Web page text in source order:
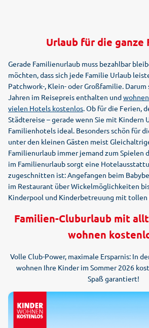
Urlaub für die ganze
Gerade Familienurlaub muss bezahlbar
möchten, dass sich jede Familie Urlaub
Patchwork-, Klein- oder Großfamilie. Darum
Jahren im Reisepreis enthalten und
vielen Hotels kostenlos. Ob für die Ferien,
Städtereise – gerade wenn Sie mit Kindern
Familienhotels ideal. Besonders schön für
unter den kleinen Gästen meist
Familienurlaub immer jemand zum Spielen
im Familienurlaub sorgt eine
zugeschnitten ist: Angefangen beim
im Restaurant über Wickelmöglichkeiten
Kinderpool und Kinderbetreuung mit
Familien-Cluburlaub mit
wohnen
Volle Club-Power, maximale Ersparnis: In
wohnen Ihre Kinder im Sommer 2026
Spaß garantiert!